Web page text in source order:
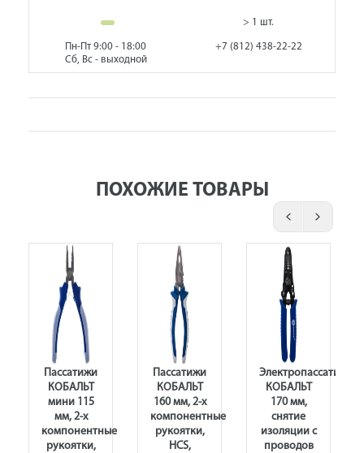
> 1 шт.
Пн-Пт 9:00 - 18:00
Сб, Вс - выходной
+7 (812) 438-22-22
ПОХОЖИЕ ТОВАРЫ
Пассатижи
КОБАЛЬТ
мини 115
мм, 2-х
компонентные
рукоятки,
Пассатижи
КОБАЛЬТ
160 мм, 2-х
компонентные
рукоятки,
HCS,
Электропассатижи
КОБАЛЬТ
170 мм,
снятие
изоляции с
проводов